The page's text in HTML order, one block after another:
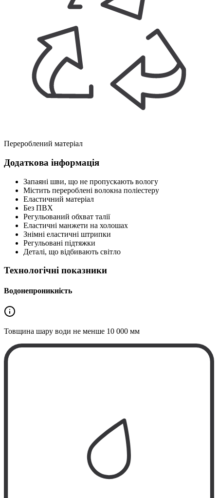
Перероблений матеріал
Додаткова інформація
Запаяні шви, що не пропускають вологу
Містить перероблені волокна поліестеру
Еластичний матеріал
Без ПВХ
Регульований обхват талії
Еластичні манжети на холошах
Знімні еластичні штрипки
Регульовані підтяжки
Деталі, що відбивають світло
Технологічні показники
Водонепроникність
Товщина шару води не менше 10 000 мм